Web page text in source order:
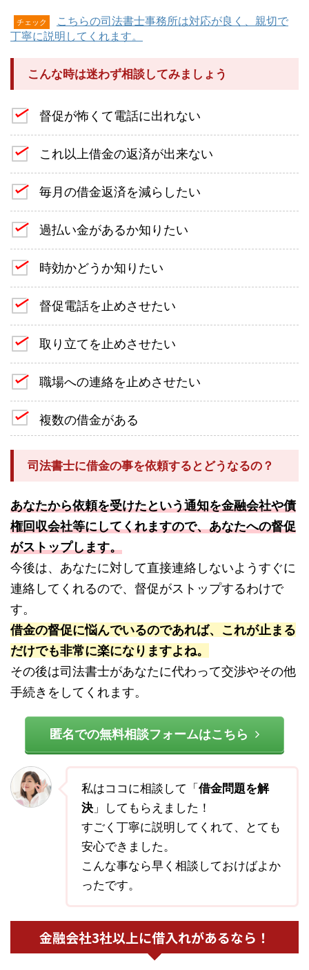
チェック
こちらの司法書士事務所は対応が良く、親切で
丁寧に説明してくれます。
こんな時は迷わず相談してみましょう
督促が怖くて電話に出れない
これ以上借金の返済が出来ない
毎月の借金返済を減らしたい
過払い金があるか知りたい
時効かどうか知りたい
督促電話を止めさせたい
取り立てを止めさせたい
職場への連絡を止めさせたい
複数の借金がある
司法書士に借金の事を依頼するとどうなるの？
あなたから依頼を受けたという通知を金融会社や債
権回収会社等にしてくれますので、あなたへの督促
がストップします。
今後は、あなたに対して直接連絡しないようすぐに
連絡してくれるので、督促がストップするわけで
す。
借金の督促に悩んでいるのであれば、これが止まる
だけでも非常に楽になりますよね。
その後は司法書士があなたに代わって交渉やその他
手続きをしてくれます。
匿名での無料相談フォームはこちら
私はココに相談して「 借金問題を解
決」してもらえました！
すごく丁寧に説明してくれて、とても
安心できました。
こんな事なら早く相談しておけばよか
ったです。
金融会社3社以上に借入れがあるなら！